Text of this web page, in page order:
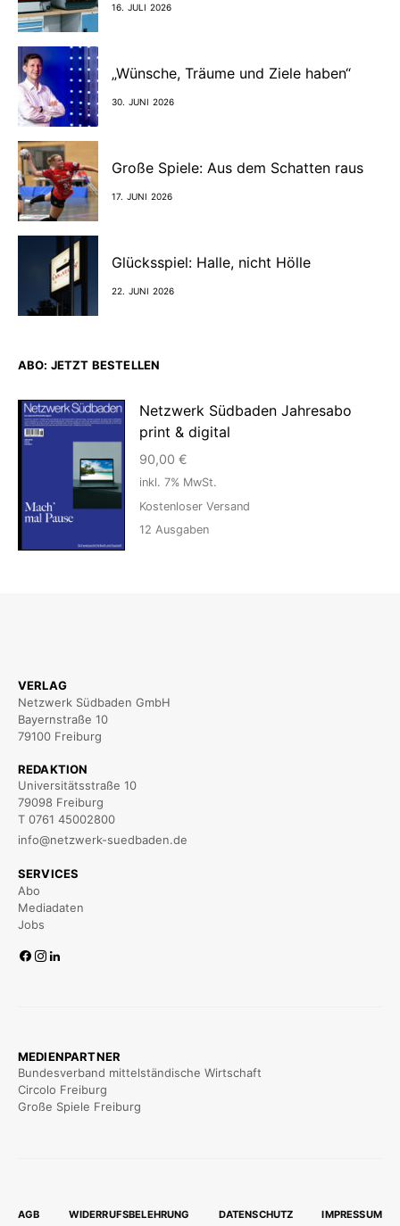
16. JULI 2026
„Wünsche, Träume und Ziele haben“
30. JUNI 2026
Große Spiele: Aus dem Schatten raus
17. JUNI 2026
Glücksspiel: Halle, nicht Hölle
22. JUNI 2026
ABO: JETZT BESTELLEN
Netzwerk Südbaden Jahresabo
print & digital
90,00 €
inkl. 7% MwSt.
Kostenloser Versand
12 Ausgaben
VERLAG
Netzwerk Südbaden GmbH
Bayernstraße 10
79100 Freiburg
REDAKTION
Universitätsstraße 10
79098 Freiburg
T 0761 45002800
info@netzwerk-suedbaden.de
SERVICES
Abo
Mediadaten
Jobs
MEDIENPARTNER
Bundesverband mittelständische Wirtschaft
Circolo Freiburg
Große Spiele Freiburg
AGB WIDERRUFSBELEHRUNG DATENSCHUTZ IMPRESSUM